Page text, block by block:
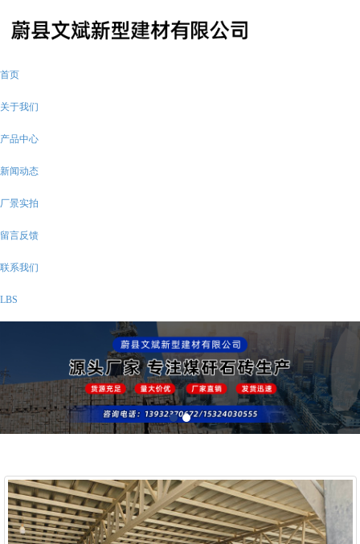
首页
关于我们
产品中心
新闻动态
厂景实拍
留言反馈
联系我们
LBS